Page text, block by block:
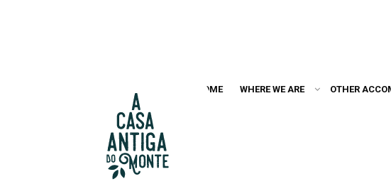
HOME WHERE WE ARE OTHER